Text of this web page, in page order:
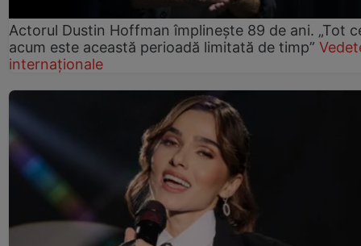
Actorul Dustin Hoffman împlinește 89 de ani. „Tot
acum este această perioadă limitată de timp”
internaționale